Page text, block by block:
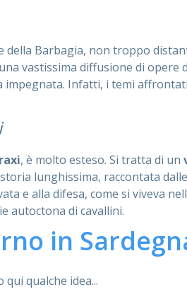
della Barbagia, non troppo
vastissima diffusione di opere
impegnata. Infatti, i temi
, è molto esteso. Si tratta di un
lunghissima, raccontata
e alla difesa, come si viveva
autoctona di cavallini.
in
qui qualche idea...